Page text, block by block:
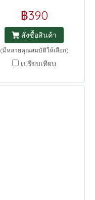
฿390
สั่งซื้อสินค้า
(มีหลายคุณสมบัติให้เลือก)
เปรียบเทียบ